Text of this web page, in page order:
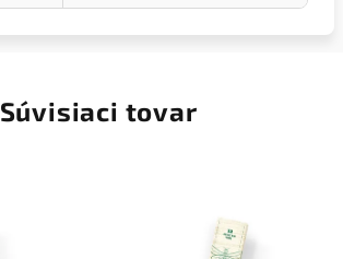
Súvisiaci tovar